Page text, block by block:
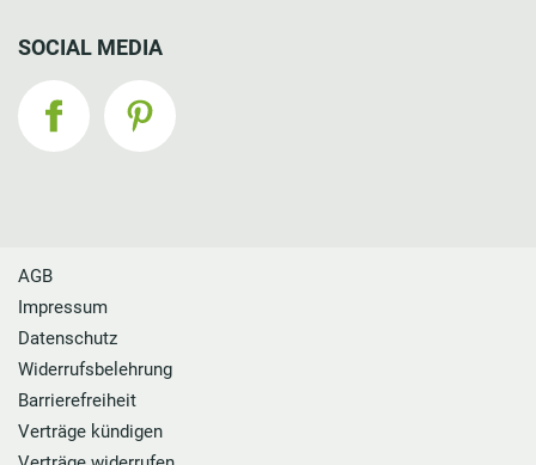
SOCIAL MEDIA
AGB
Impressum
Datenschutz
Widerrufsbelehrung
Barrierefreiheit
Verträge kündigen